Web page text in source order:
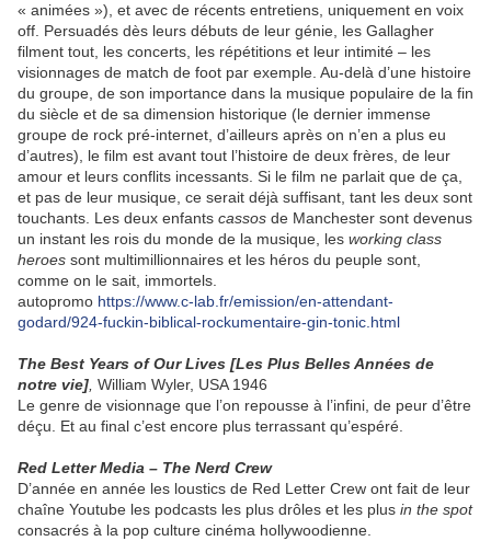
« animées »), et avec de récents entretiens, uniquement en voix
off. Persuadés dès leurs débuts de leur génie, les Gallagher
filment tout, les concerts, les répétitions et leur intimité – les
visionnages de match de foot par exemple. Au-delà d’une histoire
du groupe, de son importance dans la musique populaire de la fin
du siècle et de sa dimension historique (le dernier immense
groupe de rock pré-internet, d’ailleurs après on n’en a plus eu
d’autres), le film est avant tout l’histoire de deux frères, de leur
amour et leurs conflits incessants. Si le film ne parlait que de ça,
et pas de leur musique, ce serait déjà suffisant, tant les deux sont
touchants. Les deux enfants cassos de Manchester sont devenus
un instant les rois du monde de la musique, les working class
heroes sont multimillionnaires et les héros du peuple sont,
comme on le sait, immortels.
autopromo https://www.c-lab.fr/emission/en-attendant-
godard/924-fuckin-biblical-rockumentaire-gin-tonic.html
The Best Years of Our Lives [Les Plus Belles Années de
notre vie] William Wyler, USA 1946
Le genre de visionnage que l’on repousse à l’infini, de peur d’être
déçu. Et au final c’est encore plus terrassant qu’espéré.
Red Letter Media – The Nerd Crew
D’année en année les loustics de Red Letter Crew ont fait de leur
chaîne Youtube les podcasts les plus drôles et les plus in the spot
consacrés à la pop culture cinéma hollywoodienne.